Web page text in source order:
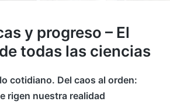
y progreso – El
todas las ciencias
cotidiano. Del caos al orden:
rigen nuestra realidad